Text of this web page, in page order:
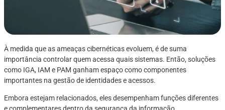
À medida que as ameaças cibernéticas evoluem, é de suma
importância controlar quem acessa quais sistemas. Então, soluções
como IGA, IAM e PAM ganham espaço como componentes
importantes na gestão de identidades e acessos.
Embora estejam relacionados, eles desempenham funções diferentes